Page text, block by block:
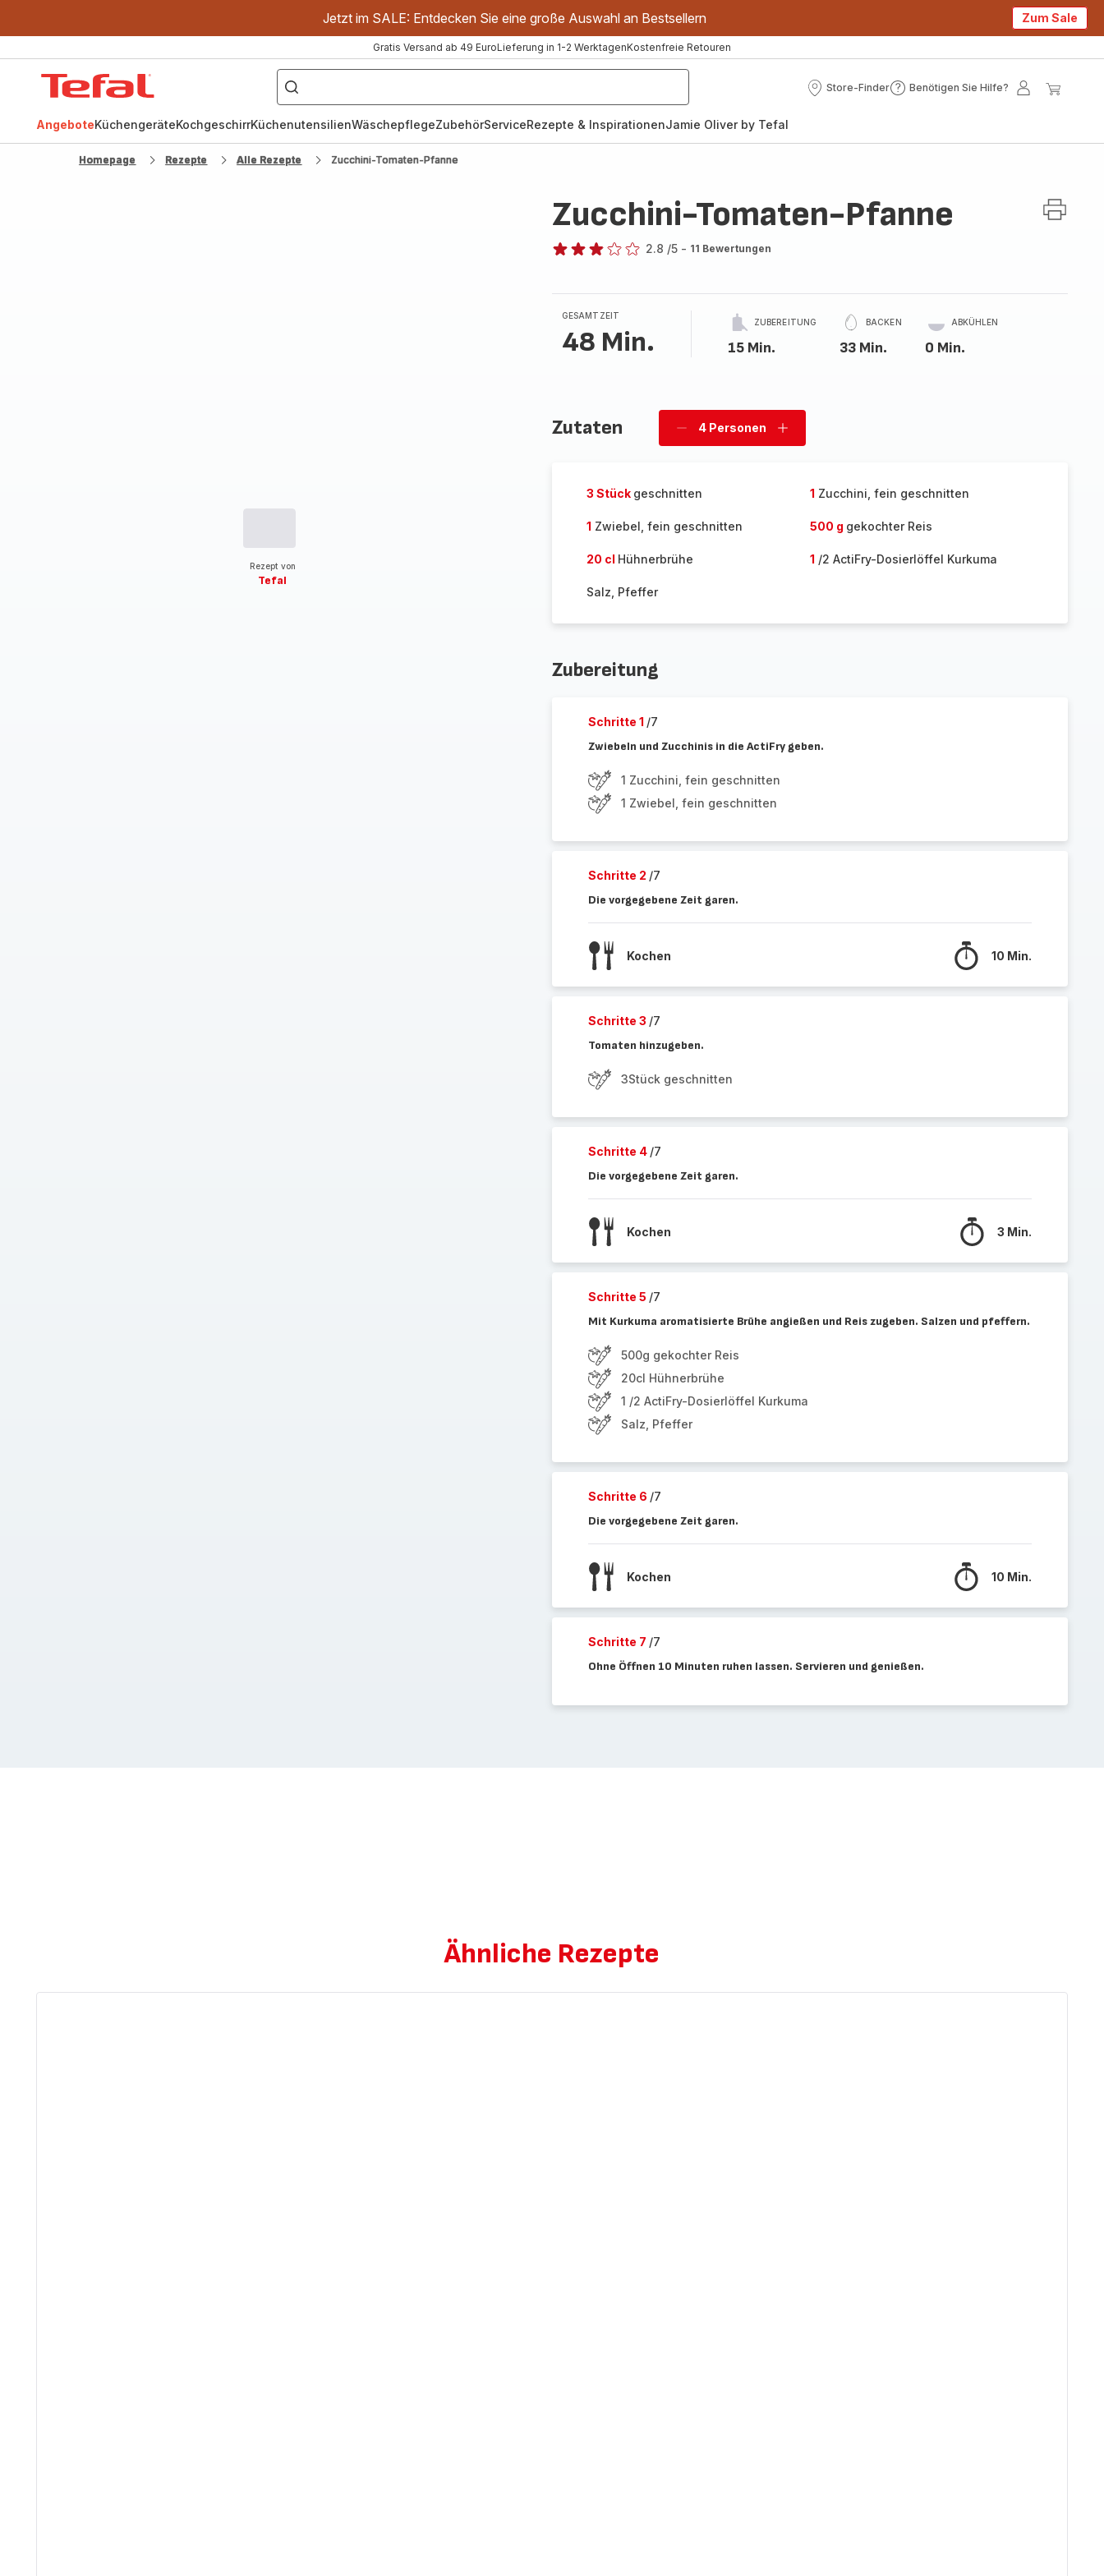
Jetzt im SALE: Entdecken Sie eine große Auswahl an Bestsellern Zum Sale
Gratis Versand ab 49 EuroLieferung in 1-2 WerktagenKostenfreie Retouren
["OptiGrill","Easy
Fry","Pfanne"]
Store-Finder
Store-
Benötigen Sie Hilfe?
Benötigen
Mein
AngeboteKüchengeräteKochgeschirrKüchenutensilienWäschepflegeZubehörServiceRezepte & InspirationenJamie Oliver by Tefal
Homepage Rezepte Alle Rezepte Zucchini-Tomaten-Pfanne
Rezept von
Tefal
Zucchini-Tomaten-Pfanne
2.8 /5 - 11 Bewertungen
GESAMTZEIT
48 Min.
ZUBEREITUNG
15 Min.
BACKEN
33 Min.
ABKÜHLEN
0 Min.
Zutaten
Personen
4 Personen
Personen
3 Stück geschnitten 1 Zucchini, fein geschnitten
1 Zwiebel, fein geschnitten 500 g gekochter Reis
20 cl Hühnerbrühe 1 /2 ActiFry-Dosierlöffel Kurkuma
Salz, Pfeffer
Zubereitung
Schritte 1 /7
Zwiebeln und Zucchinis in die ActiFry geben.
1 Zucchini, fein geschnitten
1 Zwiebel, fein geschnitten
Schritte 2 /7
Die vorgegebene Zeit garen.
Kochen 10 Min.
Schritte 3 /7
Tomaten hinzugeben.
3Stück geschnitten
Schritte 4 /7
Die vorgegebene Zeit garen.
Kochen 3 Min.
Schritte 5 /7
Mit Kurkuma aromatisierte Brühe angießen und Reis zugeben. Salzen und pfeffern.
500g gekochter Reis
20cl Hühnerbrühe
1 /2 ActiFry-Dosierlöffel Kurkuma
Salz, Pfeffer
Schritte 6 /7
Die vorgegebene Zeit garen.
Kochen 10 Min.
Schritte 7 /7
Ohne Öffnen 10 Minuten ruhen lassen. Servieren und genießen.
Ähnliche Rezepte